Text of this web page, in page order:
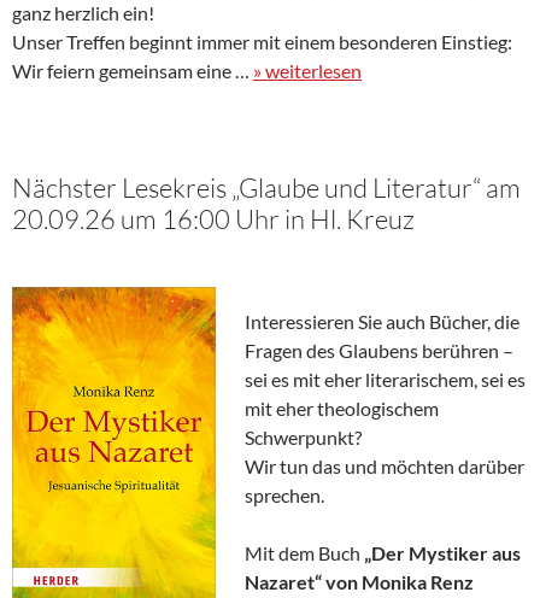
ganz herzlich ein!
Unser Treffen beginnt immer mit einem besonderen Einstieg:
Wir feiern gemeinsam eine … » weiterlesen
Nächster Lesekreis „Glaube und Literatur“ am
20.09.26 um 16:00 Uhr in Hl. Kreuz
Interessieren Sie auch Bücher, die
Fragen des Glaubens berühren –
sei es mit eher literarischem, sei es
mit eher theologischem
Schwerpunkt?
Wir tun das und möchten darüber
sprechen.
Mit dem Buch „Der Mystiker aus
Nazaret“ von Monika Renz